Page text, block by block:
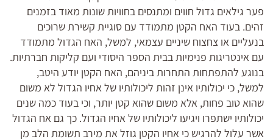
פער גילאים גדול חווים ומתנסים בחוויות שונות מאוד בזמנים
זהים. בעוד האח הקטן מתמודד עם סוגיית קשירת שרוכים
בנעליים או צחצוח שיניים עצמאי, למשל, האח הגדול מתמודד
עם אינטריגות פנימיות בבית הספר היסודי ועם קליקות חברתיות.
בנוגע להתפתחות התחרות ביניהם, האח הקטן יודע היטב,
למשל, כי יכולותיו אינן זהות ליכולותיו של אחיו הגדול לא משום
שהוא טוב פחות, אלא משום שהוא קטן יותר, וכי בעוד כמה שנים
יכולותיו ישתפרו ויגיעו ליכולותיו של אחיו הגדול. כך גם אח הגדול
אשר עלול להרגיש כי אחיו הקטן גוזל את מירב תשומת הלב מן